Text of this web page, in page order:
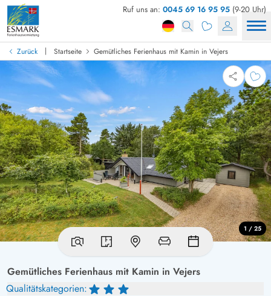
Ruf uns an: 0045 69 16 95 95 (9-20 Uhr)
Zurück | Startseite Gemütliches Ferienhaus mit Kamin in Vejers
Gemütliches Ferienhaus mit Kamin in Vejers
Qualitätskategorien:
1 / 25